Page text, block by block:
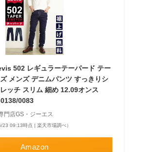
502 レギュラーテーパード テー
メンズ デニムパンツ すっきりシ
ッチ スリム 細め 12.09オンス
0083
門店GS・ジーエス
23 09:13時点 | 楽天市場調べ）
Amazon